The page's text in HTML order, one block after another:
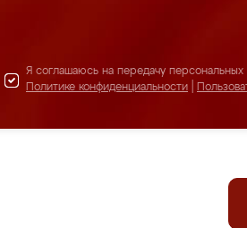
Я соглашаюсь на передачу персональных
Политике конфиденциальности